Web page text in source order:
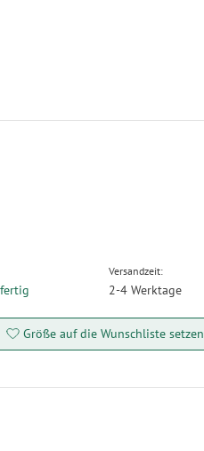
Versandzeit:
2-4 Werktage
Größe auf die Wunschliste setzen